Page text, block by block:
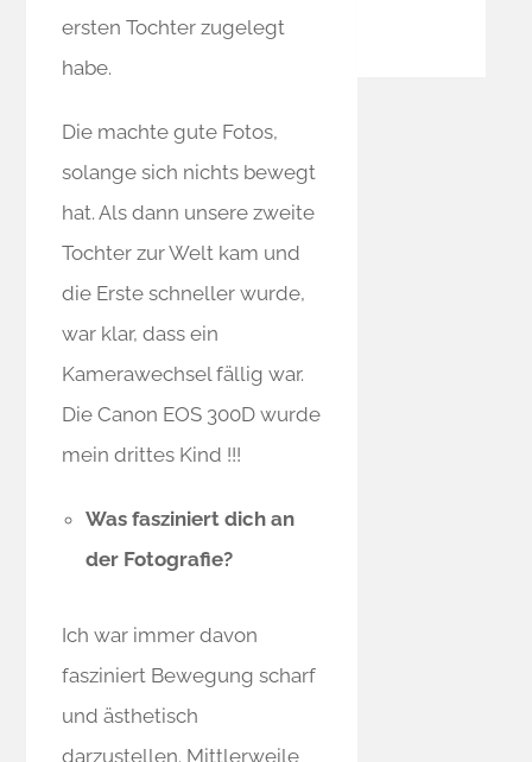
ersten Tochter zugelegt
habe.
Die machte gute Fotos,
solange sich nichts bewegt
hat. Als dann unsere zweite
Tochter zur Welt kam und
die Erste schneller wurde,
war klar, dass ein
Kamerawechsel fällig war.
Die Canon EOS 300D wurde
mein drittes Kind !!!
Was fasziniert dich an
der Fotografie?
Ich war immer davon
fasziniert Bewegung scharf
und ästhetisch
darzustellen. Mittlerweile